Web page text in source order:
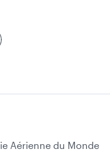
Aérienne du Monde